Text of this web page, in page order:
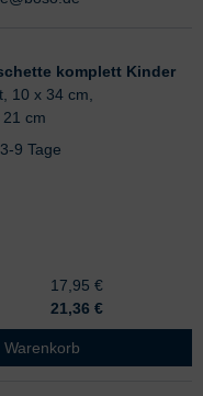
komplett Kinder
10 x 34 cm,
cm
9 Tage
17,95 €
21,36 €
komplett
Warenkorb